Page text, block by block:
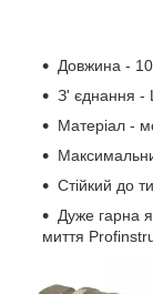
Довжина -
З' єднання -
Матеріал -
Стійкий до
Дуже гарна
миття